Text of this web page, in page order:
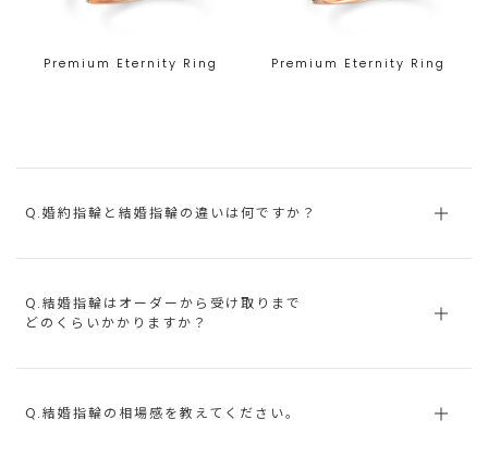
Premium Eternity Ring Premium Eternity Ring
Q.婚約指輪と結婚指輪の違いは何ですか？
Q.結婚指輪はオーダーから受け取りまで
どのくらいかかりますか？
Q.結婚指輪の相場感を教えてください。